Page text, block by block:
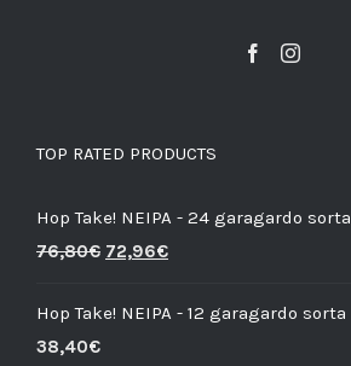
TOP RATED PRODUCTS
Hop Take! NEIPA - 24 garagardo sorta
76,80€ 72,96€
Hop Take! NEIPA - 12 garagardo sorta
38,40€